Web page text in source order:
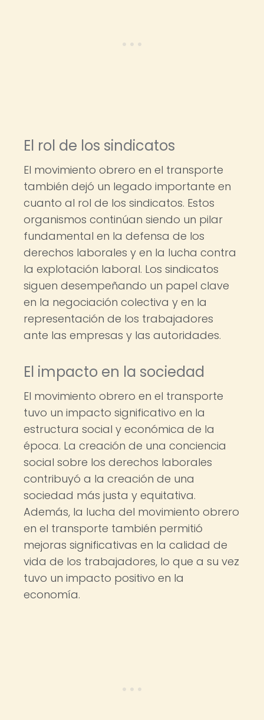
El rol de los sindicatos
El movimiento obrero en el transporte
también dejó un legado importante en
cuanto al rol de los sindicatos. Estos
organismos continúan siendo un pilar
fundamental en la defensa de los
derechos laborales y en la lucha contra
la explotación laboral. Los sindicatos
siguen desempeñando un papel clave
en la negociación colectiva y en la
representación de los trabajadores
ante las empresas y las autoridades.
El impacto en la sociedad
El movimiento obrero en el transporte
tuvo un impacto significativo en la
estructura social y económica de la
época. La creación de una conciencia
social sobre los derechos laborales
contribuyó a la creación de una
sociedad más justa y equitativa.
Además, la lucha del movimiento obrero
en el transporte también permitió
mejoras significativas en la calidad de
vida de los trabajadores, lo que a su vez
tuvo un impacto positivo en la
economía.